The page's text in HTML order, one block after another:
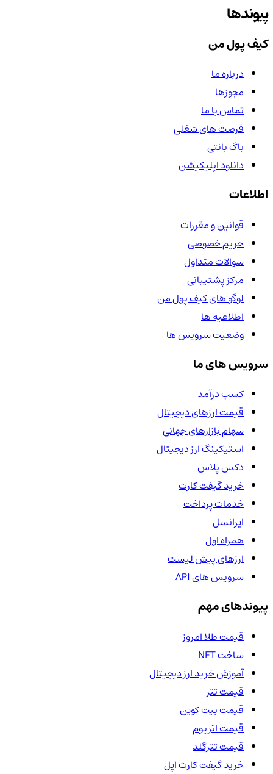
پیوندها
کیف پول من
درباره ما
مجوزها
تماس با ما
فرصت های شغلی
باگ بانتی
دانلود اپلیکیشن
اطلاعات
قوانین و مقررات
حریم خصوصی
سوالات متداول
مرکز پشتیبانی
لوگو های کیف پول من
اطلاعیه ها
وضعیت سرویس ها
سرویس های ما
کسب درآمد
قیمت ارزهای دیجیتال
سهام بازارهای جهانی
استیکینگ ارز دیجیتال
دکس پلاس
خرید گیفت کارت
خدمات پرداخت
ایرانسل
همراه اول
ارزهای پیش لیست
سرویس های API
پیوندهای مهم
قیمت طلا امروز
ساخت NFT
آموزش خرید ارز دیجیتال
قیمت تتر
قیمت بیت کوین
قیمت اتریوم
قیمت تترگلد
خرید گیفت کارت اپل